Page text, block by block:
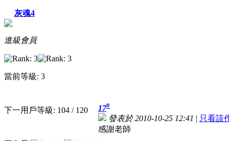
灰魂4
進級會員
當前等級: 3
下一用戶等級: 104 / 120 17#
發表於 2010-10-25 12:41 | 只看該
感謝老師